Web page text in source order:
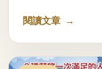
閱讀文章